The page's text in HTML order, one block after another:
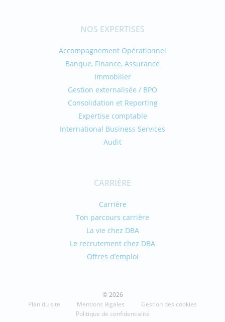
NOS EXPERTISES
Accompagnement Opérationnel
Banque, Finance, Assurance
Immobilier
Gestion externalisée / BPO
Consolidation et Reporting
Expertise comptable
International Business Services
Audit
CARRIÈRE
Carrière
Ton parcours carrière
La vie chez DBA
Le recrutement chez DBA
Offres d’emploi
© 2026
Plan du site
Mentions légales
Gestion des cookies
Politique de confidentialité